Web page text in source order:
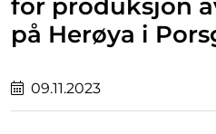
for produksjon
på Herøya i
09.11.2023